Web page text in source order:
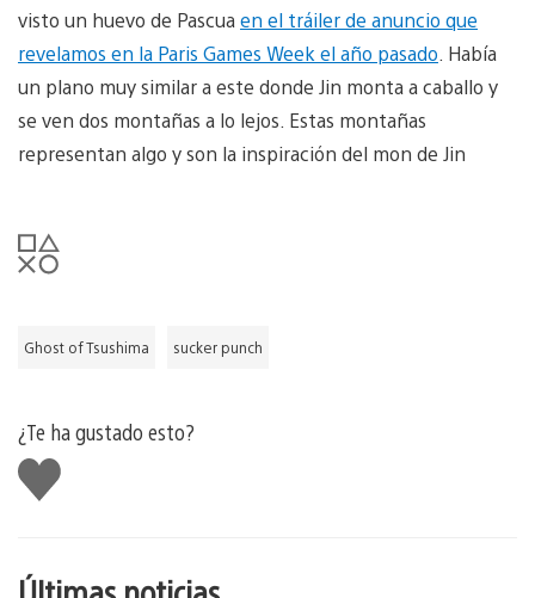
visto un huevo de Pascua en el tráiler de anuncio que
revelamos en la Paris Games Week el año pasado . Había
un plano muy similar a este donde Jin monta a caballo y
se ven dos montañas a lo lejos. Estas montañas
representan algo y son la inspiración del mon de Jin
Ghost of Tsushima sucker punch
¿Te ha gustado esto?
Me
gusta